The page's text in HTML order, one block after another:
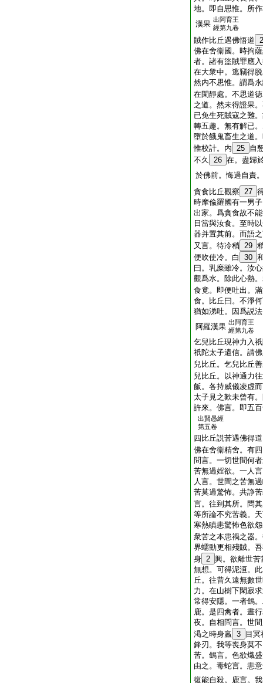
地。即自思惟。所
漢果 出阿育王
經第九卷
賊作比丘遇佛悟道
佛在舍衞國。時拘
者。諸有盜賊罪應
在大衆中。逃竊得
然内不思惟。謂爲
在閑靜處。不思道
之道。然未得證果
已免生死賊寇之難
轉五趣。無有解已
墮於餓鬼畜生之道
惟校計。内 25 自
不久
26 在。盡歸
於佛前。悔過自責
貪食比丘觀察 27
時摩偸羅國有一男
出家。爲貪食故不
日當與汝食。至時
器并置其前。而語
又言。待冷稍 29
便吹使冷。白
30
曰。乳糜雖冷。汝
觀爲水。除此心熱
食竟。即便吐出。
食。比丘曰。不淨
猶如涕吐。因爲説
阿羅漢果 出阿育王
經第九卷
乞兒比丘現神力入
祇陀太子遣信。請
兒比丘。乞兒比丘
兒比丘。以神通力
飯。各持威儀凌虚
太子見之歎未曾有
許來。佛言。即五
出賢愚經
第五卷
四比丘説苦遇佛得
佛在舍衞精舍。有
問言。一切世間何
苦無過婬欲。一人
人言。世間之苦無
苦莫過驚怖。共諍
言。往到其所。問
等所論不究苦義。
寒熱瞋恚驚怖色欲
衆苦之本患禍之器
界蠕動更相殘賊。
身 2 興。欲離世苦
無想。可得泥洹。
丘。往昔久遠無數
力。在山樹下閑寂
常得安隱。一者鴿
鹿。是四禽者。晝
夜。自相問言。世
渇之時身羸 3
目
鋒刃。我等喪身莫
苦。鴿言。色欲熾
由之。毒蛇言。恚
復能自殺。鹿言。